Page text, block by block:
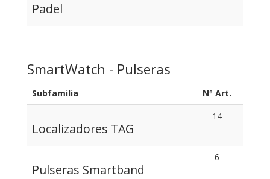
Padel
SmartWatch - Pulseras
Subfamilia Nº Art.
Localizadores TAG
14
Pulseras Smartband
6